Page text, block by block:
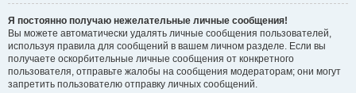
Я постоянно получаю нежелательные личные сообщения!
Вы можете автоматически удалять личные сообщения пользователей,
используя правила для сообщений в вашем личном разделе. Если вы
получаете оскорбительные личные сообщения от конкретного
пользователя, отправьте жалобы на сообщения модераторам; они могут
запретить пользователю отправку личных сообщений.